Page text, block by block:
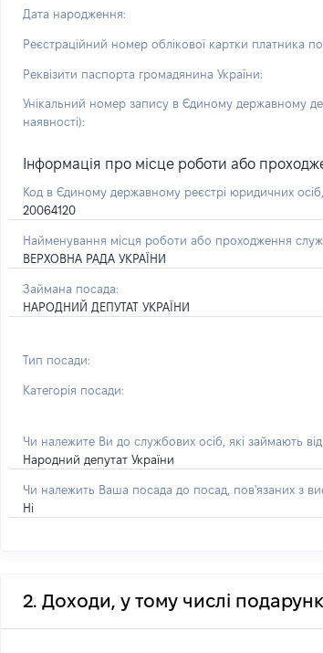
Дата народження:
Реєстраційний номер облікової картки платника
Реквізити паспорта громадянина України:
Унікальний номер запису в Єдиному державному
наявності):
Інформація про місце роботи або
Код в Єдиному державному реєстрі юридичних
20064120
Найменування місця роботи або проходження
ВЕРХОВНА РАДА УКРАЇНИ
Займана посада:
НАРОДНИЙ ДЕПУТАТ УКРАЇНИ
Тип посади:
Категорія посади:
Чи належите Ви до службових осіб, які займають
Народний депутат України
Чи належить Ваша посада до посад, пов'язаних з
Ні
2. Доходи, у тому числі